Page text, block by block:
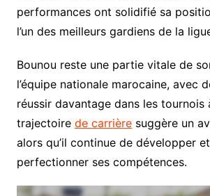
performances ont solidifié sa
l’un des meilleurs gardiens de la
Bounou reste une partie vitale de
l’équipe nationale marocaine, avec
réussir davantage dans les tournois
trajectoire de carrièresuggère un
alors qu’il continue de développer
perfectionner ses compétences.